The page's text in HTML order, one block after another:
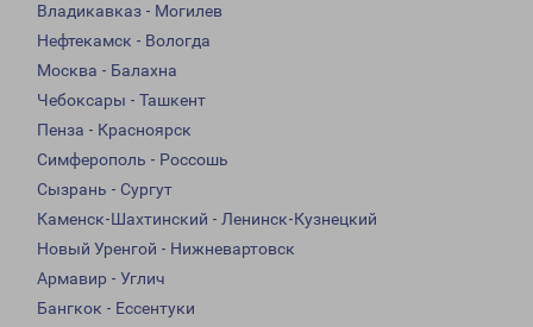
Владикавказ - Могилев
Нефтекамск - Вологда
Москва - Балахна
Чебоксары - Ташкент
Пенза - Красноярск
Симферополь - Россошь
Сызрань - Сургут
Каменск-Шахтинский - Ленинск-Кузнецкий
Новый Уренгой - Нижневартовск
Армавир - Углич
Бангкок - Ессентуки